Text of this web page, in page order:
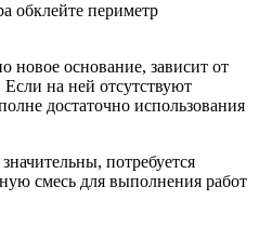
обклейте периметр
новое основание, зависит от
на ней отсутствуют
достаточно использования
потребуется
смесь для выполнения работ